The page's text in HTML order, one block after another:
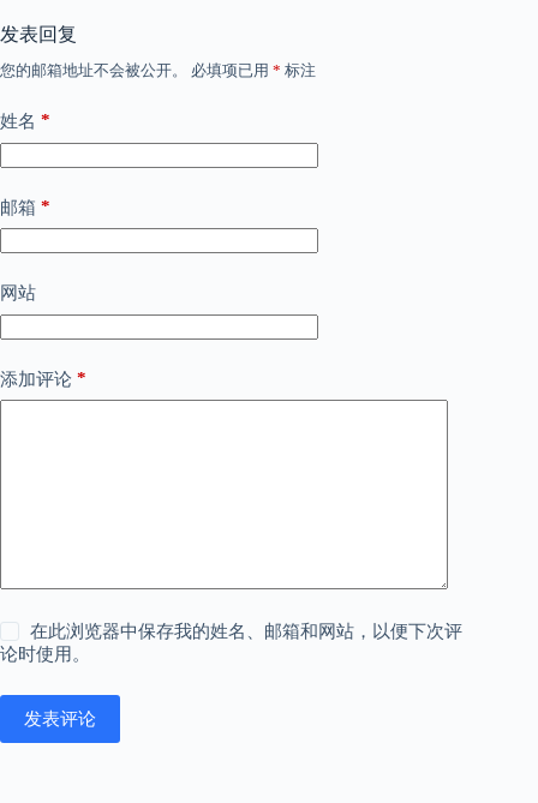
发表回复
您的邮箱地址不会被公开。 必填项已用 * 标注
姓名 *
邮箱 *
网站
添加评论 *
在此浏览器中保存我的姓名、邮箱和网站，以便下次评
论时使用。
发表评论